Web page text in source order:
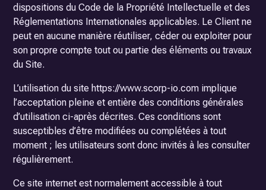
dispositions du Code de la Propriété Intellectuelle et des
Réglementations Internationales applicables. Le Client ne
peut en aucune manière réutiliser, céder ou exploiter pour
son propre compte tout ou partie des éléments ou travaux
du Site.
L’utilisation du site https://www.scorp-io.com implique
l’acceptation pleine et entière des conditions générales
d’utilisation ci-après décrites. Ces conditions sont
susceptibles d’être modifiées ou complétées à tout
moment ; les utilisateurs sont donc invités à les consulter
régulièrement.
Ce site internet est normalement accessible à tout